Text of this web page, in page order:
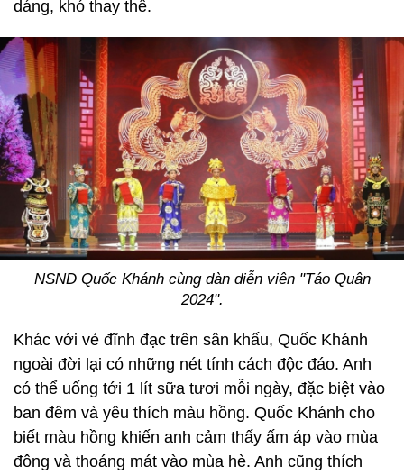
dáng, khó thay thế.
NSND Quốc Khánh cùng dàn diễn viên "Táo Quân
2024".
Khác với vẻ đĩnh đạc trên sân khấu, Quốc Khánh
ngoài đời lại có những nét tính cách độc đáo. Anh
có thể uống tới 1 lít sữa tươi mỗi ngày, đặc biệt vào
ban đêm và yêu thích màu hồng. Quốc Khánh cho
biết màu hồng khiến anh cảm thấy ấm áp vào mùa
đông và thoáng mát vào mùa hè. Anh cũng thích